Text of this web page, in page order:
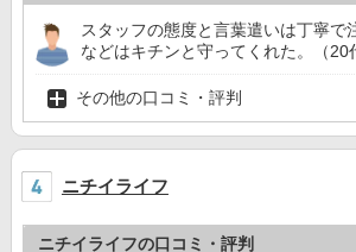
スタッフの態度と言葉遣いは丁寧で
などはキチンと守ってくれた。（20
その他の口コミ・評判
ニチイライフ
ニチイライフの口コミ・評判